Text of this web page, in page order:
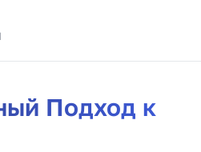
Подход к